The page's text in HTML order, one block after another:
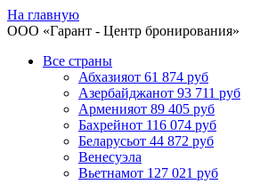
На главную
ООО «Гарант - Центр бронирования»
Все страны
Абхазияот 61 874 руб
Азербайджанот 93 711 руб
Арменияот 89 405 руб
Бахрейнот 116 074 руб
Беларусьот 44 872 руб
Венесуэла
Вьетнамот 127 021 руб